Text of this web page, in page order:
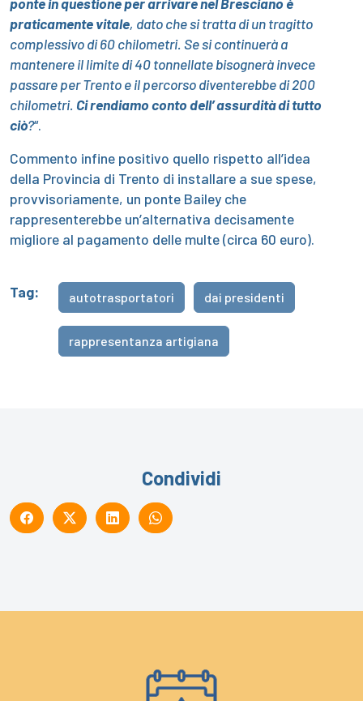
praticamente vitale, dato che si tratta di un tragitto
complessivo di 60 chilometri. Se si continuerà a
mantenere il limite di 40 tonnellate bisognerà invece
passare per Trento e il percorso diventerebbe di 200
chilometri. Ci rendiamo conto dell’ assurdità di tutto
ciò?“.
Commento infine positivo quello rispetto all’idea
della Provincia di Trento di installare a sue spese,
provvisoriamente, un ponte Bailey che
rappresenterebbe un’alternativa decisamente
migliore al pagamento delle multe (circa 60 euro).
Tag: autotrasportatori dai presidenti
rappresentanza artigiana
Condividi